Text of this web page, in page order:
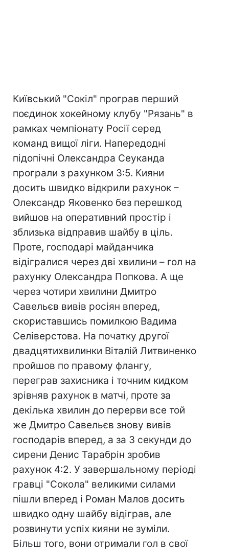
Київський "Сокіл" програв перший
поєдинок хокейному клубу "Рязань" в
рамках чемпіонату Росії серед
команд вищої ліги. Напередодні
підопічні Олександра Сеуканда
програли з рахунком 3:5. Кияни
досить швидко відкрили рахунок –
Олександр Яковенко без перешкод
вийшов на оперативний простір і
зблизька відправив шайбу в ціль.
Проте, господарі майданчика
відігралися через дві хвилини – гол на
рахунку Олександра Попкова. А ще
через чотири хвилини Дмитро
Савельєв вивів росіян вперед,
скориставшись помилкою Вадима
Селіверстова. На початку другої
двадцятихвилинки Віталій Литвиненко
пройшов по правому флангу,
переграв захисника і точним кидком
зрівняв рахунок в матчі, проте за
декілька хвилин до перерви все той
же Дмитро Савельєв знову вивів
господарів вперед, а за 3 секунди до
сирени Денис Тарабрін зробив
рахунок 4:2. У завершальному періоді
гравці "Сокола" великими силами
пішли вперед і Роман Малов досить
швидко одну шайбу відіграв, але
розвинути успіх кияни не зуміли.
Більш того, вони отримали гол в свої